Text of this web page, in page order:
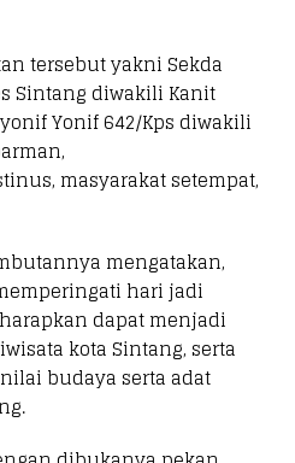
tersebut yakni Sekda
Sintang diwakili Kanit
Yonif 642/Kps diwakili
masyarakat setempat,
mengatakan,
hari jadi
dapat menjadi
kota Sintang, serta
budaya serta adat